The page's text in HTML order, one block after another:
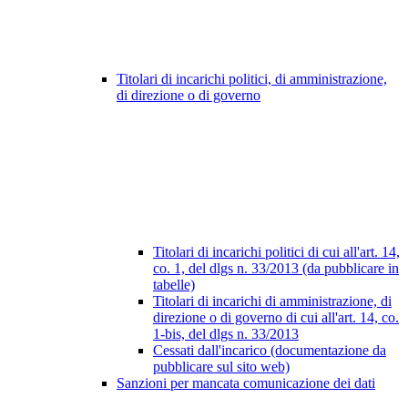
Titolari di incarichi politici, di amministrazione,
di direzione o di governo
Titolari di incarichi politici di cui all'art. 14,
co. 1, del dlgs n. 33/2013 (da pubblicare in
tabelle)
Titolari di incarichi di amministrazione, di
direzione o di governo di cui all'art. 14, co.
1-bis, del dlgs n. 33/2013
Cessati dall'incarico (documentazione da
pubblicare sul sito web)
Sanzioni per mancata comunicazione dei dati